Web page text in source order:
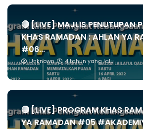
🔴 [LIVE] MAJLIS PENUTUPAN
KHAS RAMADAN : AHLAN YA
#06...
Unknown 4 tahun yang lalu
🔴 [LIVE] PROGRAM KHAS
YA RAMADAN #05